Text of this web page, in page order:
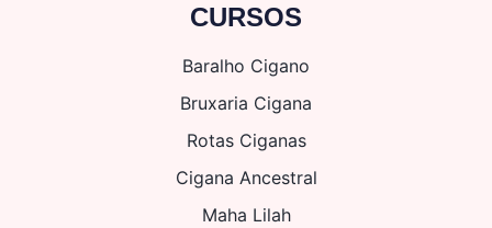
CURSOS
Baralho Cigano
Bruxaria Cigana
Rotas Ciganas
Cigana Ancestral
Maha Lilah